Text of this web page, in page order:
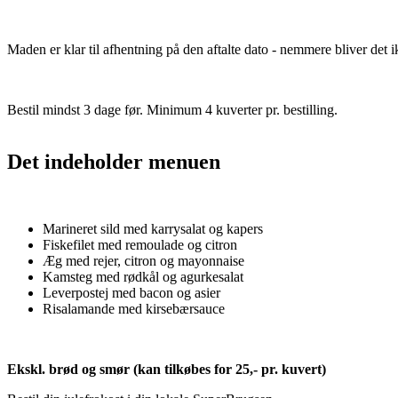
Maden er klar til afhentning på den aftalte dato - nemmere bliver det
Bestil mindst 3 dage før. Minimum 4 kuverter pr. bestilling.
Det indeholder menuen
Marineret sild med karrysalat og kapers
Fiskefilet med remoulade og citron
Æg med rejer, citron og mayonnaise
Kamsteg med rødkål og agurkesalat
Leverpostej med bacon og asier
Risalamande med kirsebærsauce
Ekskl. brød og smør (kan tilkøbes for 25,- pr. kuvert)